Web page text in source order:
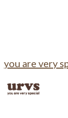
you are very